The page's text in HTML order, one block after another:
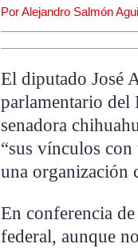
Por Alejandro Salmón
El diputado José
parlamentario del
senadora
“sus vínculos
una organización
En conferencia
federal, aunque